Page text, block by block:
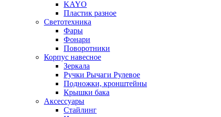
KAYO
Пластик разное
Светотехника
Фары
Фонари
Поворотники
Корпус навесное
Зеркала
Ручки Рычаги Рулевое
Подножки, кронштейны
Крышки бака
Аксессуары
Стайлинг